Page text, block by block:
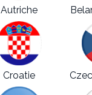
Autriche
Croatie